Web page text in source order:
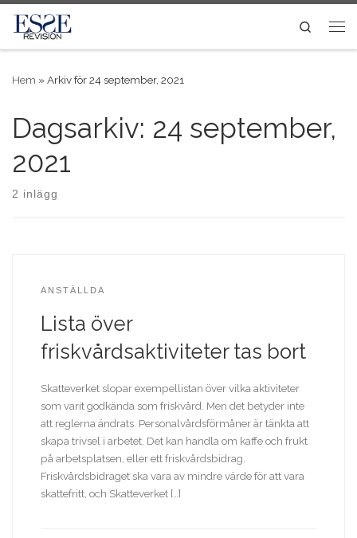
Skip to content
Search
Hem »Arkiv för 24 september, 2021
Dagsarkiv: 24 september,
2021
2 inlägg
ANSTÄLLDA
Lista över
friskvårdsaktiviteter tas bort
Skatteverket slopar exempellistan över vilka aktiviteter
som varit godkända som friskvård. Men det betyder inte
att reglerna ändrats. Personalvårdsförmåner är tänkta att
skapa trivsel i arbetet. Det kan handla om kaffe och frukt
på arbetsplatsen, eller ett friskvårdsbidrag.
Friskvårdsbidraget ska vara av mindre värde för att vara
skattefritt, och Skatteverket […]